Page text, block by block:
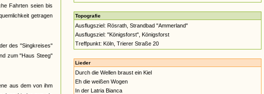
Fahrten seien bis
getragen
des "Singkreises"
zum "Haus Steeg"
aus dem von ihm
Topografie
Ausflugsziel: Rösrath, Strandbad "Ammerland"
Ausflugsziel: "Königsforst", Königsforst
Treffpunkt: Köln, Trierer Straße 20
Lieder
Durch die Wellen braust ein Kiel
Eh die weißen Wogen
In der Latria Bianca